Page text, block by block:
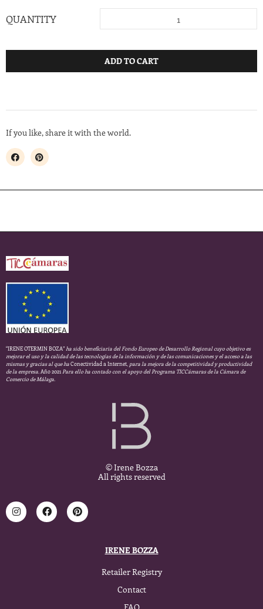
QUANTITY
ADD TO CART
If you like, share it with the world.
“IRENE OTERMIN BOZA” ha sido beneficiaria del Fondo Europeo de Desarrollo Regional cuyo objetivo es
mejorar el uso y la calidad de las tecnologías de la información y de las comunicaciones y el acceso a las
mismas y gracias al que haConectividad a Internet, para la mejora de la competitividad y productividad
de la empresa. Año 2021 Para ello ha contado con el apoyo del Programa TICCámaras de la Cámara de
Comercio de Málaga.
© Irene Bozza
All rights reserved
IRENE BOZZA
Retailer Registry
Contact